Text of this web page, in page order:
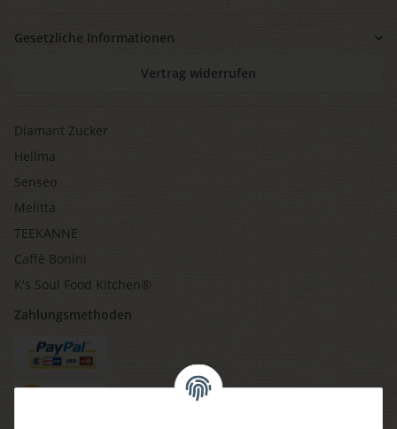
Gesetzliche Informationen
Vertrag widerrufen
Diamant Zucker
Hellma
Senseo
Melitta
TEEKANNE
Caffè Bonini
K's Soul Food Kitchen®
Zahlungsmethoden